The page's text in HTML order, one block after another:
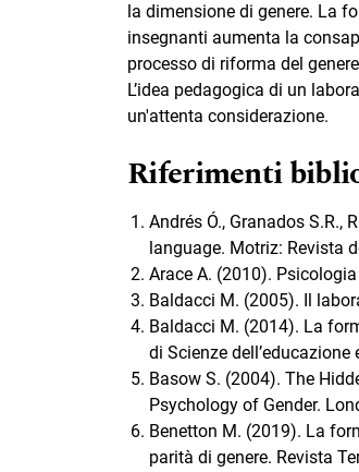
la dimensione di genere. La
insegnanti aumenta la
processo di riforma del
L’idea pedagogica di un
un'attenta considerazione.
Riferimenti
Andrés Ó., Granados S.R.,
language. Motriz: Revista
Arace A. (2010).
Baldacci M. (2005). Il
Baldacci M. (2014). La
di Scienze
Basow S. (2004). The
Psychology of Gender.
Benetton M. (2019). La
parità di genere. Revista